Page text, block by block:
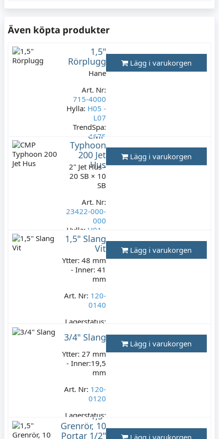
99 kr
Även köpta produkter
1,5"
Rörplugg
Hane
Art. Nr:
715-4000
Hylla: H05 -
L07
TrendSpa:
4675
Lagerstatus:
3 st
99 kr
Varav moms:
19,80 kr
Lägg i varukorgen
CMP
Typhoon
200 Jet
Hus
2" Jet Hus -
20 SB × 10
SB
Art. Nr:
23422-000-
000
Hylla: H01 -
N02/01
4 st
199 kr
39,80 kr
Lägg i varukorgen
1,5" Slang
Vit
Ytter: 48 mm
- Inner: 41
mm
Art. Nr: 120-
0140
Lagerstatus:
149 kr
Varav moms:
29,80 kr
Lägg i varukorgen
3/4" Slang
Ytter: 27 mm
- Inner:19,5
mm
Art. Nr: 120-
0120
Lagerstatus:
3 m
89 kr
Lägg i varukorgen
1,5"
Grenrör, 10
Portar 1/2"
Lägg i varukorgen